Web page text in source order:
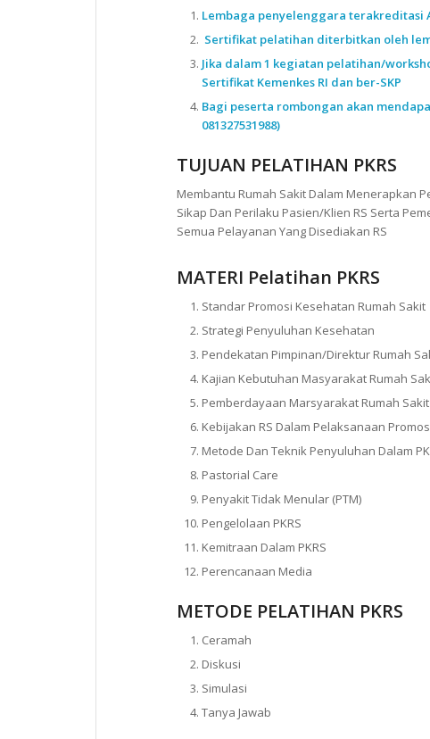
Lembaga penyelenggara terakreditasi
Sertifikat pelatihan diterbitkan oleh
Jika dalam 1 kegiatan pelatihan/
Sertifikat Kemenkes RI dan ber-SKP
Bagi peserta rombongan akan
081327531988)
TUJUAN PELATIHAN PKRS
Membantu Rumah Sakit Dalam Menerapkan
Sikap Dan Perilaku Pasien/Klien RS Serta
Semua Pelayanan Yang Disediakan RS
MATERI Pelatihan PKRS
Standar Promosi Kesehatan Rumah Sakit
Strategi Penyuluhan Kesehatan
Pendekatan Pimpinan/Direktur Rumah
Kajian Kebutuhan Masyarakat Rumah
Pemberdayaan Marsyarakat Rumah Sakit
Kebijakan RS Dalam Pelaksanaan
Metode Dan Teknik Penyuluhan Dalam
Pastorial Care
Penyakit Tidak Menular (PTM)
Pengelolaan PKRS
Kemitraan Dalam PKRS
Perencanaan Media
METODE PELATIHAN PKRS
Ceramah
Diskusi
Simulasi
Tanya Jawab